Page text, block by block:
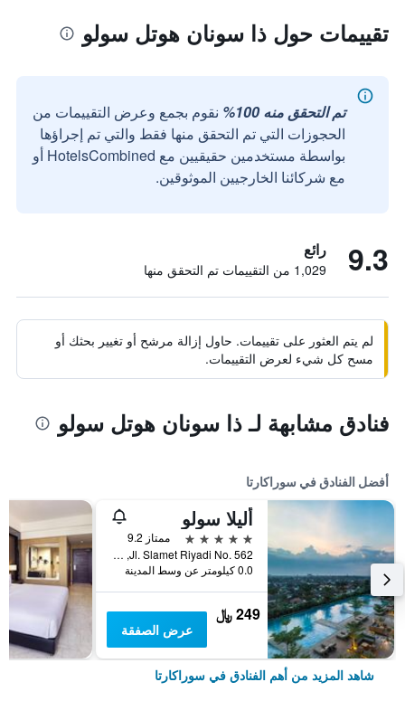
تقييمات حول ذا سونان هوتل سولو
تم التحقق منه 100%
نقوم بجمع وعرض التقييمات من
الحجوزات التي تم التحقق منها فقط والتي تم إجراؤها
بواسطة مستخدمين حقيقيين مع HotelsCombined أو
مع شركائنا الخارجيين الموثوقين.
9.3 رائع
1,029 من التقييمات تم التحقق منها
لم يتم العثور على تقييمات. حاول إزالة مرشح أو تغيير بحثك أو
مسح كل شيء لعرض التقييمات.
فنادق مشابهة لـ ذا سونان هوتل سولو
أفضل الفنادق في سوراكارتا
أليلا سولو
5 نجوم
ممتاز 9.2
Jl. Slamet Riyadi No. 562, سوراكارتا, إندونيسيا
0.0 كيلومتر عن وسط المدينة
249 ﷼
عرض الصفقة
شاهد المزيد من أهم الفنادق في سوراكارتا